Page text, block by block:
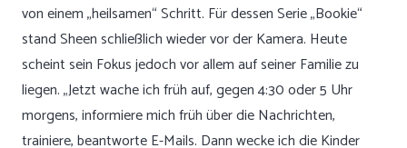
von einem „heilsamen“ Schritt. Für dessen Serie „Bookie“
stand Sheen schließlich wieder vor der Kamera. Heute
scheint sein Fokus jedoch vor allem auf seiner Familie zu
liegen. „Jetzt wache ich früh auf, gegen 4:30 oder 5 Uhr
morgens, informiere mich früh über die Nachrichten,
trainiere, beantworte E-Mails. Dann wecke ich die Kinder